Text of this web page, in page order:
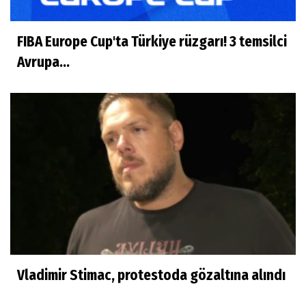
FIBA Europe Cup'ta Türkiye rüzgarı! 3 temsilci
Avrupa...
Vladimir Stimac, protestoda gözaltına alındı